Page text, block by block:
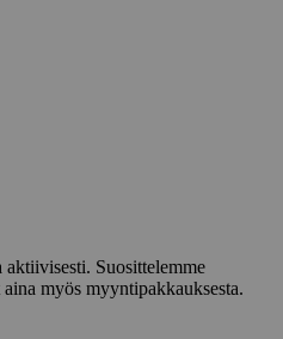
Suosittelemme
myös myyntipakkauksesta.